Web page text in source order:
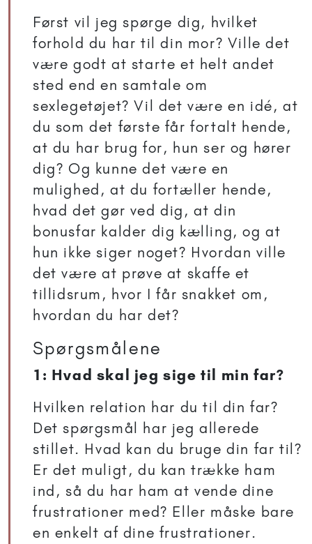
Først vil jeg spørge dig, hvilket
forhold du har til din mor? Ville det
være godt at starte et helt andet
sted end en samtale om
sexlegetøjet? Vil det være en idé, at
du som det første får fortalt hende,
at du har brug for, hun ser og hører
dig? Og kunne det være en
mulighed, at du fortæller hende,
hvad det gør ved dig, at din
bonusfar kalder dig kælling, og at
hun ikke siger noget? Hvordan ville
det være at prøve at skaffe et
tillidsrum, hvor I får snakket om,
hvordan du har det?
Spørgsmålene
1: Hvad skal jeg sige til min far?
Hvilken relation har du til din far?
Det spørgsmål har jeg allerede
stillet. Hvad kan du bruge din far til?
Er det muligt, du kan trække ham
ind, så du har ham at vende dine
frustrationer med? Eller måske bare
en enkelt af dine frustrationer.